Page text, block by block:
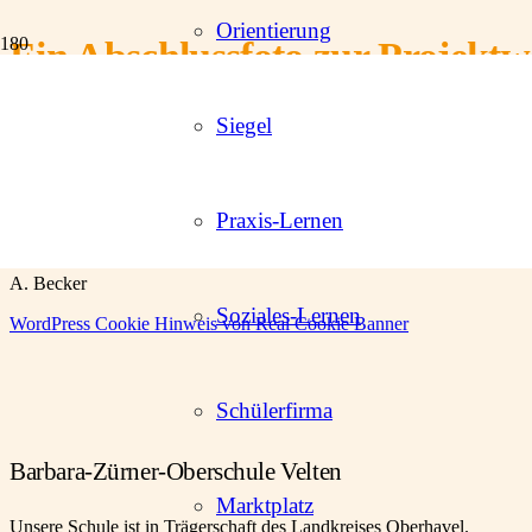
Orientierung
Siegel
Praxis-Lernen
Soziales-Lernen
Schülerfirma
Marktplatz
Ein Abschlussfoto zur
A. Becker
Barbara-Zürner-Oberschule Velten
Unsere Schule ist in Trägerschaft des Landkreises Oberhavel.
WordPress Cookie Hinweis von Real Cookie Banner